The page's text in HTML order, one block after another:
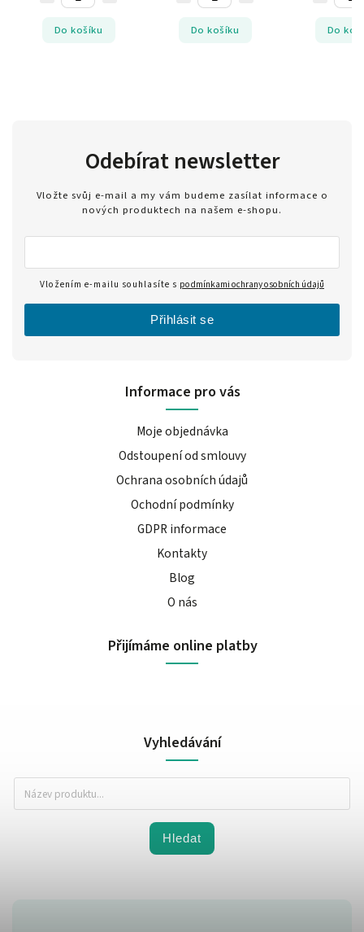
Do košíku Do košíku Do
Informace pro vás
Moje objednávka
Odstoupení od smlouvy
Ochrana osobních údajů
Ochodní podmínky
GDPR informace
Kontakty
Blog
O nás
Přijímáme online platby
Vyhledávání
Hledat
Odebírat newsletter
Vložte svůj e-mail a my vám budeme zasílat informace o
nových produktech na našem e-shopu.
Vložením e-mailu souhlasíte s podmínkami ochrany osobních údajů
Přihlásit se